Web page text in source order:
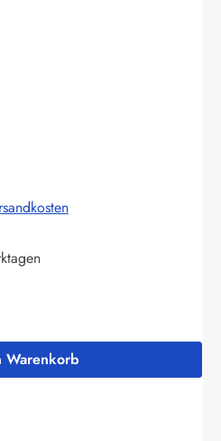
den gewünschten
Warenkorb